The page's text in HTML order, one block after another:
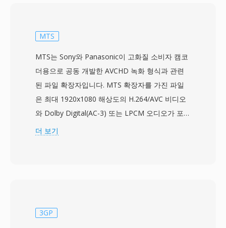
MTS
MTS는 Sony와 Panasonic이 고화질 소비자 캠코
더용으로 공동 개발한 AVCHD 녹화 형식과 관련
된 파일 확장자입니다. MTS 확장자를 가진 파일
은 최대 1920x1080 해상도의 H.264/AVC 비디오
와 Dolby Digital(AC-3) 또는 LPCM 오디오가 포함
된 MPEG-2 전송 스트림 데이터를 담고 있습니다.
코더는 MTS 파일을 메모리 카드나 내부 저장 장
더 보기
3GP